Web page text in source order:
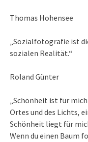
Thomas Hohensee
„Sozialfotografie ist
sozialen Realität.“
Roland Günter
„Schönheit ist für
Ortes und des Lichts,
Schönheit liegt für
Wenn du einen Baum